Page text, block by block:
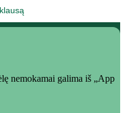
nemokamai galima iš „App